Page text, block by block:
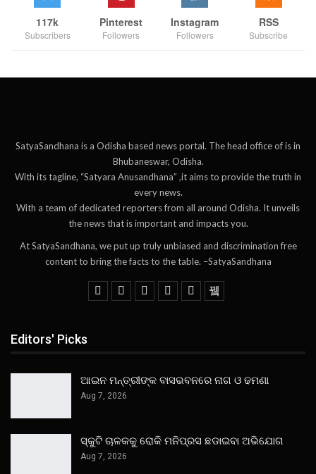
117k
Subscribers
Pinterest
Followers
Instagram
Followers
RSS
Subscribe
SatyaSandhana is a Odisha based news portal. The head office of is in
Bhubaneswar, Odisha.
With its tagline, “Satyara Anusandhana” ,it aims to provide the truth in
every news.
With a team of dedicated reporters from all around Odisha. It unveils
the news that is important and impacts you.
At SatyaSandhana, we put up truly unbiased and discrimination free
content to bring the facts to the table. –SatyaSandhana
Editors' Picks
ଆଇନ ମନ୍ତ୍ରୀଙ୍କ ବାସଭବନରେ ନାଗ ଓ ଢମଣା
Aug 7, 2026
ସ୍କୁଟି ଚାଳକକୁ ରୋକି ମନିପ୍ରସ ଛଡାଇବା ଅଭିଯୋଗ
Aug 7, 2026